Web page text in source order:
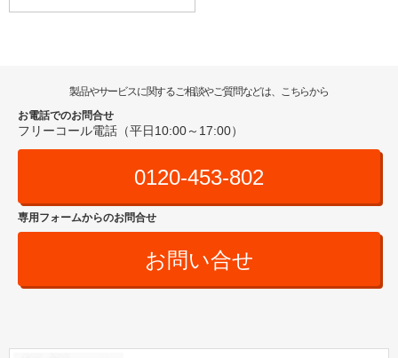
製品やサービスに関するご相談やご質問などは、こちらから
お電話でのお問合せ
フリーコール電話（平日10:00～17:00）
0120-453-802
専用フォームからのお問合せ
お問い合せ